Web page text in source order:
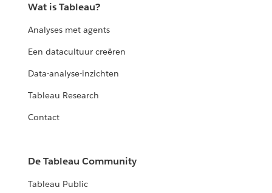
Wat is Tableau?
Analyses met agents
Een datacultuur creëren
Data-analyse-inzichten
Tableau Research
Contact
De Tableau Community
Tableau Public